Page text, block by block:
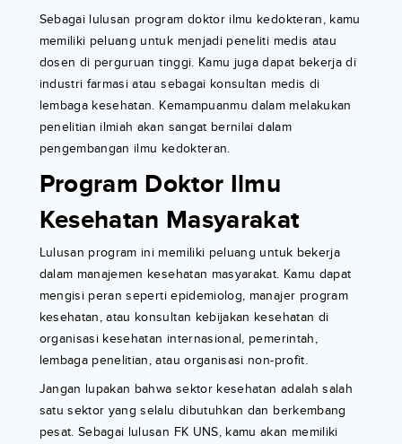
Sebagai lulusan program doktor ilmu kedokteran, kamu
memiliki peluang untuk menjadi peneliti medis atau
dosen di perguruan tinggi. Kamu juga dapat bekerja di
industri farmasi atau sebagai konsultan medis di
lembaga kesehatan. Kemampuanmu dalam melakukan
penelitian ilmiah akan sangat bernilai dalam
pengembangan ilmu kedokteran.
Program Doktor Ilmu
Kesehatan Masyarakat
Lulusan program ini memiliki peluang untuk bekerja
dalam manajemen kesehatan masyarakat. Kamu dapat
mengisi peran seperti epidemiolog, manajer program
kesehatan, atau konsultan kebijakan kesehatan di
organisasi kesehatan internasional, pemerintah,
lembaga penelitian, atau organisasi non-profit.
Jangan lupakan bahwa sektor kesehatan adalah salah
satu sektor yang selalu dibutuhkan dan berkembang
pesat. Sebagai lulusan FK UNS, kamu akan memiliki